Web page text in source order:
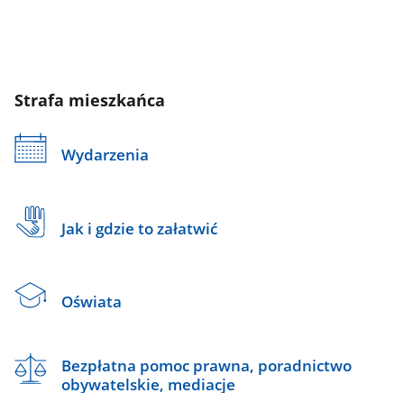
Strafa mieszkańca
Wydarzenia
Jak i gdzie to załatwić
Oświata
Bezpłatna pomoc prawna, poradnictwo
obywatelskie, mediacje